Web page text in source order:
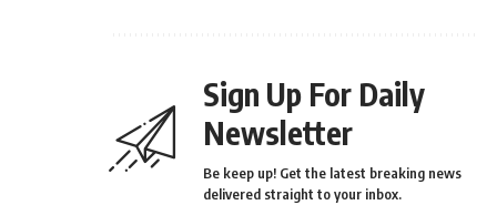
Sign Up For Daily
Newsletter
Be keep up! Get the latest breaking news
delivered straight to your inbox.